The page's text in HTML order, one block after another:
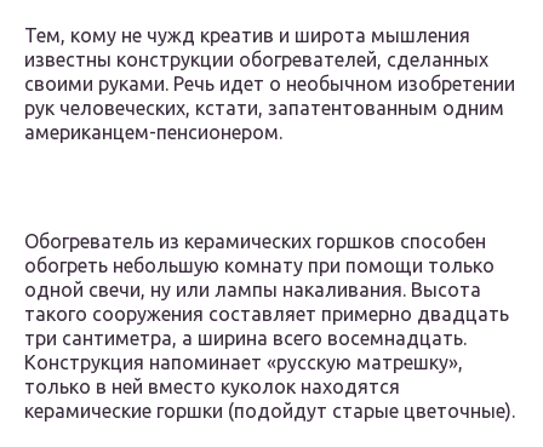
Тем, кому не чужд креатив и широта мышления
известны конструкции обогревателей, сделанных
своими руками. Речь идет о необычном изобретении
рук человеческих, кстати, запатентованным одним
американцем-пенсионером.
Обогреватель из керамических горшков способен
обогреть небольшую комнату при помощи только
одной свечи, ну или лампы накаливания. Высота
такого сооружения составляет примерно двадцать
три сантиметра, а ширина всего восемнадцать.
Конструкция напоминает «русскую матрешку»,
только в ней вместо куколок находятся
керамические горшки (подойдут старые цветочные).